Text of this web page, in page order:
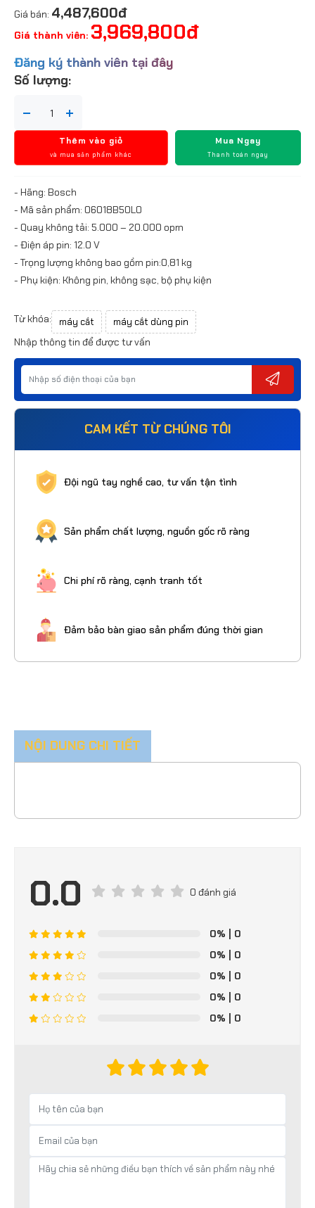
Giá bán: 4,487,600đ
Giá thành viên: 3,969,800đ
Đăng ký thành viên tại đây
Số lượng:
Thêm vào giỏ
và mua sản phẩm khác
Mua Ngay
Thanh toán ngay
- Hãng: Bosch
- Mã sản phẩm: 06018B50L0
- Quay không tải: 5.000 – 20.000 opm
- Điện áp pin: 12.0 V
- Trọng lượng không bao gồm pin:0,81 kg
- Phụ kiện: Không pin, không sạc, bộ phụ kiện
Từ khóa: máy cắt máy cắt dùng pin
Nhập thông tin để được tư vấn
CAM KẾT TỪ CHÚNG TÔI
Đội ngũ tay nghề cao, tư vấn tận tình
Sản phẩm chất lượng, nguồn gốc rõ ràng
Chi phí rõ ràng, cạnh tranh tốt
Đảm bảo bàn giao sản phẩm đúng thời gian
NỘI DUNG CHI TIẾT
0.0 0 đánh giá
0% | 0
0% | 0
0% | 0
0% | 0
0% | 0